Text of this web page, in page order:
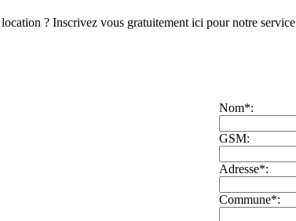
? Inscrivez vous gratuitement ici pour notre service
Nom*:
GSM:
Adresse*:
Commune*: